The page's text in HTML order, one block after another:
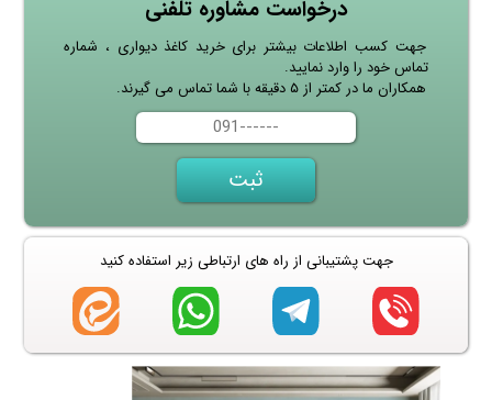
درخواست مشاوره تلفنی
جهت کسب اطلاعات بیشتر برای خرید کاغذ دیواری ، شماره
تماس خود را وارد نمایید.
همکاران ما در کمتر از ۵ دقیقه با شما تماس می گیرند.
جهت پشتیبانی از راه های ارتباطی زیر استفاده کنید